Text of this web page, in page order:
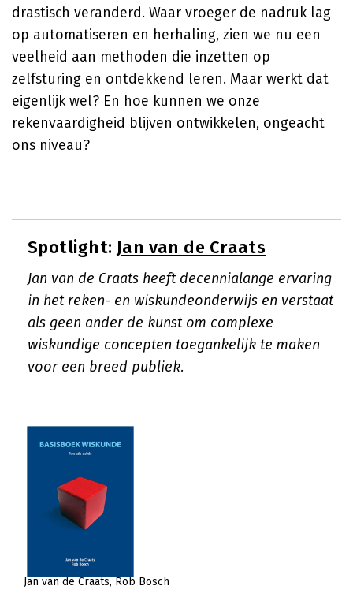
drastisch veranderd. Waar vroeger de nadruk lag
op automatiseren en herhaling, zien we nu een
veelheid aan methoden die inzetten op
zelfsturing en ontdekkend leren. Maar werkt dat
eigenlijk wel? En hoe kunnen we onze
rekenvaardigheid blijven ontwikkelen, ongeacht
ons niveau?
Spotlight: Jan van de Craats
Jan van de Craats heeft decennialange ervaring
in het reken- en wiskundeonderwijs en verstaat
als geen ander de kunst om complexe
wiskundige concepten toegankelijk te maken
voor een breed publiek.
Jan van de Craats Rob Bosch